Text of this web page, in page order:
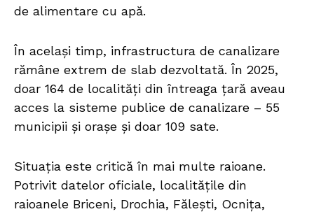
de alimentare cu apă.
În același timp, infrastructura de canalizare
rămâne extrem de slab dezvoltată. În 2025,
doar 164 de localități din întreaga țară aveau
acces la sisteme publice de canalizare – 55
municipii și orașe și doar 109 sate.
Situația este critică în mai multe raioane.
Potrivit datelor oficiale, localitățile din
raioanele Briceni, Drochia, Fălești, Ocnița,